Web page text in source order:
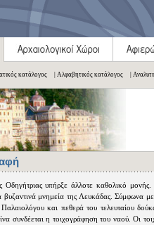
κατάλογος | Αλφαβητικός κατάλογος |
Οδηγήτριας υπήρξε άλλοτε καθολικό
βυζαντινά μνημεία της Λευκάδας. Σύμφωνα
και πεθερά του τελευταίου
συνδέεται η τοιχογράφηση του ναού. Οι